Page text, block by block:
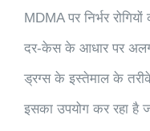
MDMA पर निर्भर
दर-केस के आधार पर अलग-
ड्रग्स के इस्तेमाल के
इसका उपयोग कर रहा है